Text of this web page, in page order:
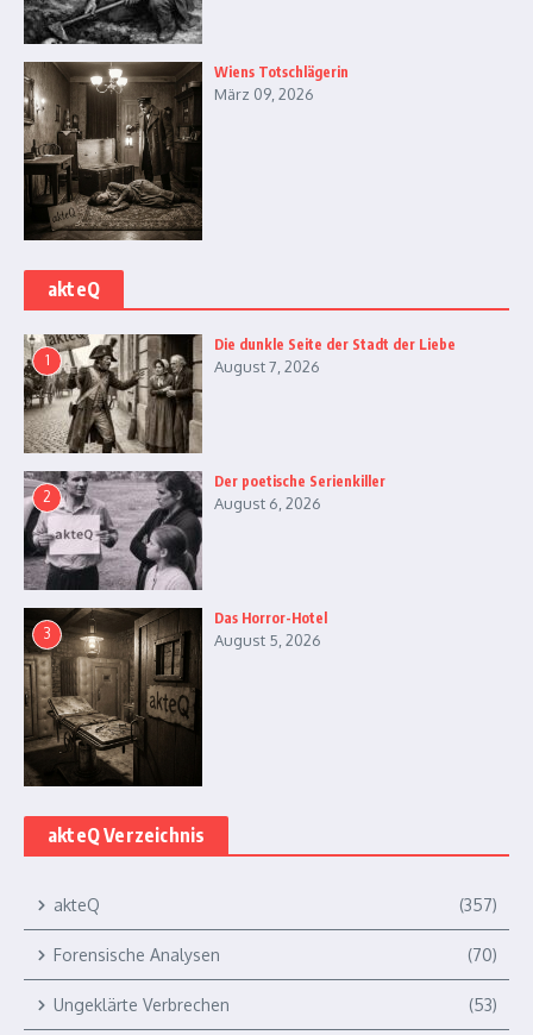
Wiens Totschlägerin
März 09, 2026
akteQ
1
Die dunkle Seite der Stadt der Liebe
August 7, 2026
2
Der poetische Serienkiller
August 6, 2026
3
Das Horror-Hotel
August 5, 2026
akteQ Verzeichnis
akteQ (357)
Forensische Analysen (70)
Ungeklärte Verbrechen (53)